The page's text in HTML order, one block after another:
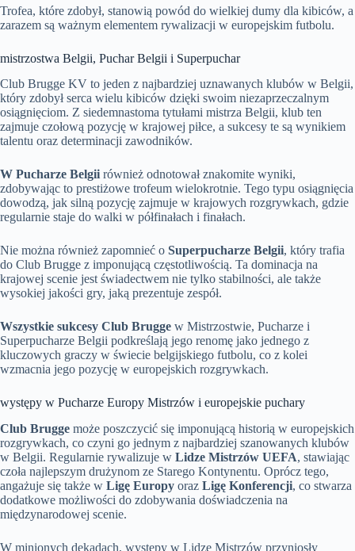
Trofea, które zdobył, stanowią powód do wielkiej dumy dla kibiców, a
zarazem są ważnym elementem rywalizacji w europejskim futbolu.
mistrzostwa Belgii, Puchar Belgii i Superpuchar
Club Brugge KV to jeden z najbardziej uznawanych klubów w Belgii,
który zdobył serca wielu kibiców dzięki swoim niezaprzeczalnym
osiągnięciom. Z siedemnastoma tytułami mistrza Belgii, klub ten
zajmuje czołową pozycję w krajowej piłce, a sukcesy te są wynikiem
talentu oraz determinacji zawodników.
W Pucharze Belgii również odnotował znakomite wyniki,
zdobywając to prestiżowe trofeum wielokrotnie. Tego typu osiągnięcia
dowodzą, jak silną pozycję zajmuje w krajowych rozgrywkach, gdzie
regularnie staje do walki w półfinałach i finałach.
Nie można również zapomnieć o Superpucharze Belgii, który trafia
do Club Brugge z imponującą częstotliwością. Ta dominacja na
krajowej scenie jest świadectwem nie tylko stabilności, ale także
wysokiej jakości gry, jaką prezentuje zespół.
Wszystkie sukcesy Club Brugge w Mistrzostwie, Pucharze i
Superpucharze Belgii podkreślają jego renomę jako jednego z
kluczowych graczy w świecie belgijskiego futbolu, co z kolei
wzmacnia jego pozycję w europejskich rozgrywkach.
występy w Pucharze Europy Mistrzów i europejskie puchary
Club Brugge może poszczycić się imponującą historią w europejskich
rozgrywkach, co czyni go jednym z najbardziej szanowanych klubów
w Belgii. Regularnie rywalizuje w Lidze Mistrzów UEFA, stawiając
czoła najlepszym drużynom ze Starego Kontynentu. Oprócz tego,
angażuje się także w Ligę Europy oraz Ligę Konferencji, co stwarza
dodatkowe możliwości do zdobywania doświadczenia na
międzynarodowej scenie.
W minionych dekadach, występy w Lidze Mistrzów przyniosły